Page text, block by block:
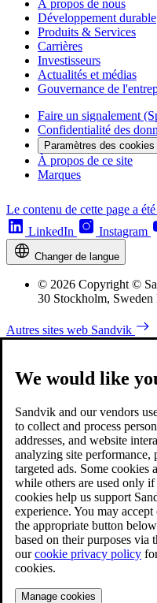
À propos de nous
Développement durable
Produits & Services
Carrières
Investisseurs
Actualités et médias
Gouvernance de
Faire un signalement
Confidentialité des
Paramètres des cookies
À propos de ce site
Marques
Le contenu de cette page a
LinkedIn
Instagram
Changer de langue
© 2026 Copyright ©
30 Stockholm,
Autres sites web Sandvik
We would like
Sandvik and our vendors
to collect and process
addresses, and website
analyzing site performance,
targeted ads. Some cookies
while others are used only
cookies help us support
experience. You may
the appropriate button
based on their purposes via
ourcookie privacy policy
cookies.
Manage cookies